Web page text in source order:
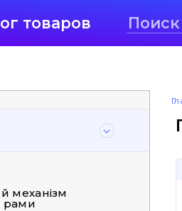
товаров
механізм
рами